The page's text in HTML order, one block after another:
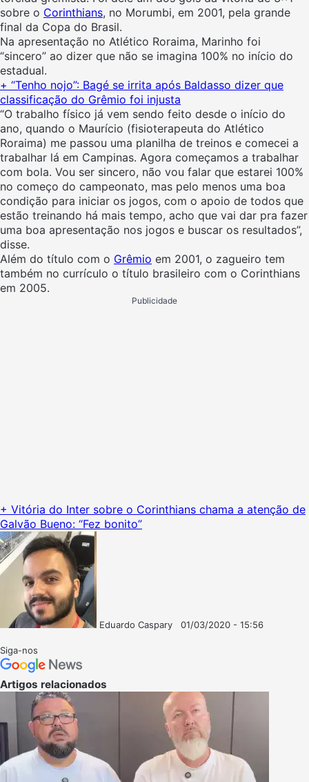
sobre o Corinthians, no Morumbi, em 2001, pela grande
final da Copa do Brasil.
Na apresentação no Atlético Roraima, Marinho foi
“sincero” ao dizer que não se imagina 100% no início do
estadual.
+ “Tenho nojo”: Bagé se irrita após Baldasso dizer que
classificação do Grêmio foi injusta
“O trabalho físico já vem sendo feito desde o início do
ano, quando o Maurício (fisioterapeuta do Atlético
Roraima) me passou uma planilha de treinos e comecei a
trabalhar lá em Campinas. Agora começamos a trabalhar
com bola. Vou ser sincero, não vou falar que estarei 100%
no começo do campeonato, mas pelo menos uma boa
condição para iniciar os jogos, com o apoio de todos que
estão treinando há mais tempo, acho que vai dar pra fazer
uma boa apresentação nos jogos e buscar os resultados”,
disse.
Além do título com o Grêmio em 2001, o zagueiro tem
também no currículo o título brasileiro com o Corinthians
em 2005.
Publicidade
+ Vitória do Inter sobre o Corinthians chama a atenção de
Galvão Bueno: “Fez bonito”
Eduardo Caspary
01/03/2020 - 15:56
Siga-nos
Artigos relacionados